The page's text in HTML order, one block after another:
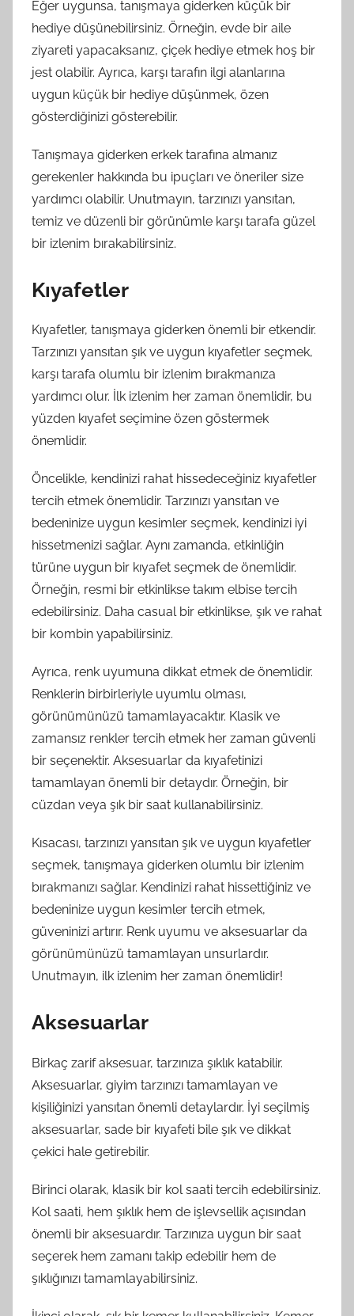
Eğer uygunsa, tanışmaya giderken küçük bir
hediye düşünebilirsiniz. Örneğin, evde bir aile
ziyareti yapacaksanız, çiçek hediye etmek hoş bir
jest olabilir. Ayrıca, karşı tarafın ilgi alanlarına
uygun küçük bir hediye düşünmek, özen
gösterdiğinizi gösterebilir.
Tanışmaya giderken erkek tarafına almanız
gerekenler hakkında bu ipuçları ve öneriler size
yardımcı olabilir. Unutmayın, tarzınızı yansıtan,
temiz ve düzenli bir görünümle karşı tarafa güzel
bir izlenim bırakabilirsiniz.
Kıyafetler
Kıyafetler, tanışmaya giderken önemli bir etkendir.
Tarzınızı yansıtan şık ve uygun kıyafetler seçmek,
karşı tarafa olumlu bir izlenim bırakmanıza
yardımcı olur. İlk izlenim her zaman önemlidir, bu
yüzden kıyafet seçimine özen göstermek
önemlidir.
Öncelikle, kendinizi rahat hissedeceğiniz kıyafetler
tercih etmek önemlidir. Tarzınızı yansıtan ve
bedeninize uygun kesimler seçmek, kendinizi iyi
hissetmenizi sağlar. Aynı zamanda, etkinliğin
türüne uygun bir kıyafet seçmek de önemlidir.
Örneğin, resmi bir etkinlikse takım elbise tercih
edebilirsiniz. Daha casual bir etkinlikse, şık ve rahat
bir kombin yapabilirsiniz.
Ayrıca, renk uyumuna dikkat etmek de önemlidir.
Renklerin birbirleriyle uyumlu olması,
görünümünüzü tamamlayacaktır. Klasik ve
zamansız renkler tercih etmek her zaman güvenli
bir seçenektir. Aksesuarlar da kıyafetinizi
tamamlayan önemli bir detaydır. Örneğin, bir
cüzdan veya şık bir saat kullanabilirsiniz.
Kısacası, tarzınızı yansıtan şık ve uygun kıyafetler
seçmek, tanışmaya giderken olumlu bir izlenim
bırakmanızı sağlar. Kendinizi rahat hissettiğiniz ve
bedeninize uygun kesimler tercih etmek,
güveninizi artırır. Renk uyumu ve aksesuarlar da
görünümünüzü tamamlayan unsurlardır.
Unutmayın, ilk izlenim her zaman önemlidir!
Aksesuarlar
Birkaç zarif aksesuar, tarzınıza şıklık katabilir.
Aksesuarlar, giyim tarzınızı tamamlayan ve
kişiliğinizi yansıtan önemli detaylardır. İyi seçilmiş
aksesuarlar, sade bir kıyafeti bile şık ve dikkat
çekici hale getirebilir.
Birinci olarak, klasik bir kol saati tercih edebilirsiniz.
Kol saati, hem şıklık hem de işlevsellik açısından
önemli bir aksesuardır. Tarzınıza uygun bir saat
seçerek hem zamanı takip edebilir hem de
şıklığınızı tamamlayabilirsiniz.